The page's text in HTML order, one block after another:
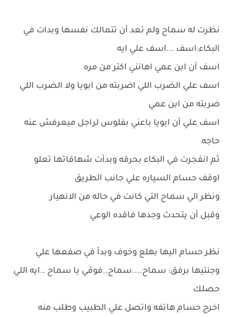
نظرت له سماح ولم تعد أن تتمالك نفسها وبدات في
البكاء:اسف ...اسف علي ايه
اسف أن ابن عمي اهانني اكتر من مره
اسف علي الضرب اللي اضربته من ابويا ولا الضرب اللي
ضربته من ابن عمي
اسف علي أن ابويا باعني بفلوس لراجل ميعرفش عنه
حاجه
ثم انفجرت في البكاء بحرقه وبدأت شهاقاتها تعلو
اوقف حسام السياره علي جانب الطريق
ونظر الي سماح التي كانت في حاله من الانهيار
وقبل أن يتحدث وجدها فاقده الوعي
نظر حسام اليها بهلع وخوف وبدأ في صفعها علي
وجنتيها برفق: سماح....سماح..فوقي يا سماح ..ايه اللي
حصلك
اخرج حسام هاتفه واتصل علي الطبيب وطلب منه